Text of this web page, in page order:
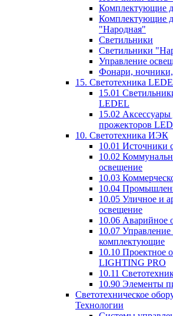
Комплектующие
Комплектующие
"Народная"
Светильники
Светильники
Управление
Фонари,
15. Светотехника
15.01
LEDEL
15.02 Аксессуары
прожекторов
10. Светотехника ИЭК
10.01 Источники
10.02
освещение
10.03
10.04
10.05 Уличное и
освещение
10.06 Аварийное
10.07
комплектующие
10.10 Проектное
LIGHTING PRO
10.11
10.90 Элементы
Светотехническое
Технологии